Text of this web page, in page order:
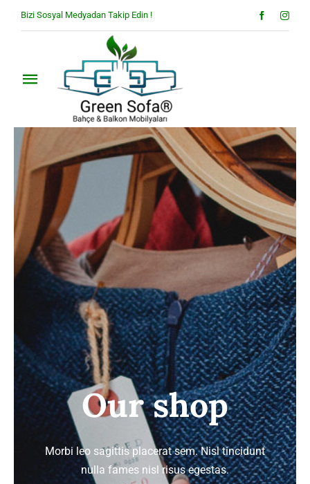
Bizi Sosyal Medyadan Takip Edin !
Toggle
Navigation
Hakkımızda
Ürünler
Blog
İletişim
Our shop
Morbi leo sagittis placerat sem. Nisl tincidunt
nulla fames nisl risus egestas.